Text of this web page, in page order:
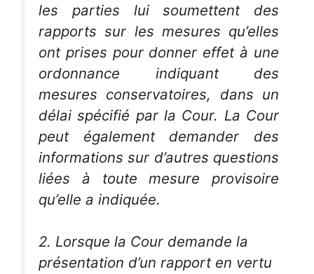
les parties lui soumettent des
rapports sur les mesures qu’elles
ont prises pour donner effet à une
ordonnance indiquant des
mesures conservatoires, dans un
délai spécifié par la Cour. La Cour
peut également demander des
informations sur d’autres questions
liées à toute mesure provisoire
qu’elle a indiquée.
2. Lorsque la Cour demande la
présentation d’un rapport en vertu